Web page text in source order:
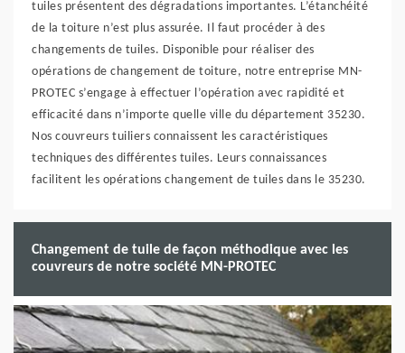
tuiles présentent des dégradations importantes. L’étanchéité
de la toiture n’est plus assurée. Il faut procéder à des
changements de tuiles. Disponible pour réaliser des
opérations de changement de toiture, notre entreprise MN-
PROTEC s’engage à effectuer l’opération avec rapidité et
efficacité dans n’importe quelle ville du département 35230.
Nos couvreurs tuiliers connaissent les caractéristiques
techniques des différentes tuiles. Leurs connaissances
facilitent les opérations changement de tuiles dans le 35230.
Changement de tuile de façon méthodique avec les
couvreurs de notre société MN-PROTEC